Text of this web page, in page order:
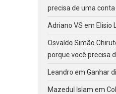
precisa de uma conta
Adriano VS em Elisio
Osvaldo Simão
porque você precisa
Leandro em Ganhar
Mazedul Islam em